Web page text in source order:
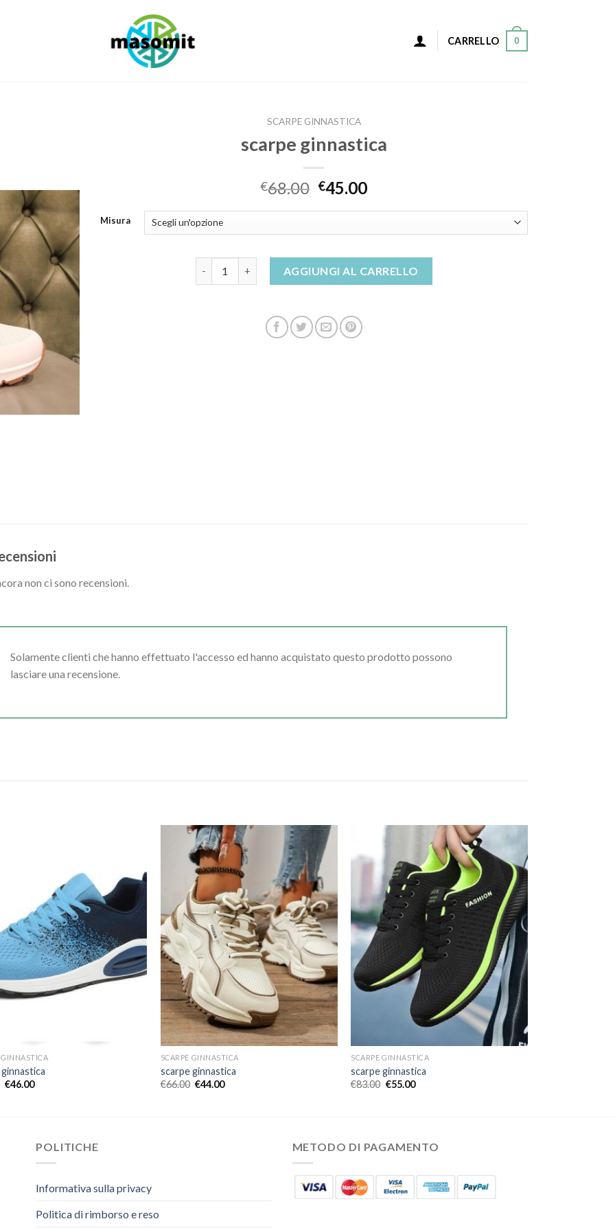
CARRELLO 0
SCARPE GINNASTICA
scarpe ginnastica
€68.00 €45.00
Misura
AGGIUNGI AL CARRELLO
non ci sono recensioni.
Solamente clienti che hanno effettuato l'accesso ed hanno acquistato questo prodotto possono
lasciare una recensione.
GINNASTICA
€46.00
SCARPE GINNASTICA
scarpe ginnastica
€66.00 €44.00
SCARPE GINNASTICA
scarpe ginnastica
€83.00 €55.00
POLITICHE
Informativa sulla privacy
Politica di rimborso e reso
METODO DI PAGAMENTO